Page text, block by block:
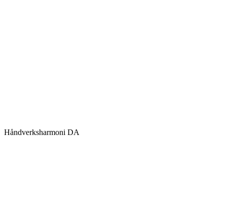
Håndverksharmoni DA